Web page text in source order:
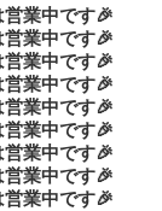
業中です🎉
業中です🎉
業中です🎉
業中です🎉
業中です🎉
業中です🎉
業中です🎉
業中です🎉
業中です🎉